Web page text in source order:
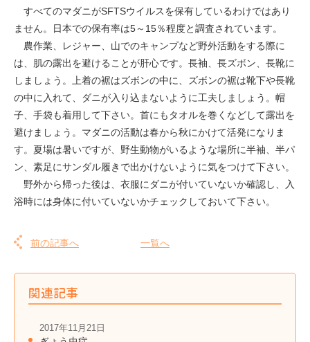
すべてのマダニがSFTSウイルスを保有しているわけではあり
ません。日本での保有率は5～15％程度と調査されています。
農作業、レジャー、山でのキャンプなど野外活動をする際に
は、肌の露出を避けることが肝心です。長袖、長ズボン、長靴に
しましょう。上着の裾はズボンの中に、ズボンの裾は靴下や長靴
の中に入れて、ダニが入り込まないように工夫しましょう。帽
子、手袋も着用して下さい。首にもタオルを巻くなどして露出を
避けましょう。マダニの活動は春から秋にかけて活発になりま
す。夏場は暑いですが、野生動物がいるような場所に半袖、半パ
ン、素足にサンダル履きで出かけないように気をつけて下さい。
野外から帰った後は、衣服にダニが付いていないか確認し、入
浴時には身体に付いていないかチェックしておいて下さい。
前の記事へ 一覧へ
関連記事
2017年11月21日